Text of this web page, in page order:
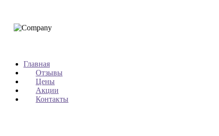
Главная
Отзывы
Цены
Акции
Контакты